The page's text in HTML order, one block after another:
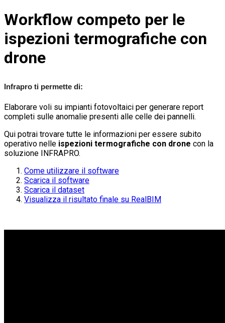
Workflow competo per le
ispezioni termografiche con
drone
Infrapro ti permette di:
Elaborare voli su impianti fotovoltaici per generare report
completi sulle anomalie presenti alle celle dei pannelli.
Qui potrai trovare tutte le informazioni per essere subito
operativo nelle ispezioni termografiche con drone con la
soluzione INFRAPRO.
Come utilizzare il software
Scarica il software
Scarica il dataset
Visualizza il risultato finale su RealBIM